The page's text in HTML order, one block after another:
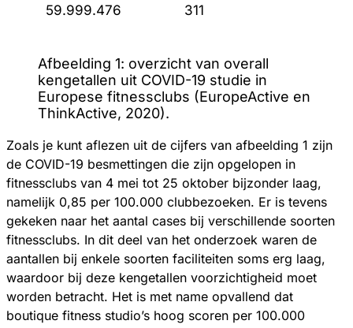
59.999.476 311
Afbeelding 1: overzicht van overall
kengetallen uit COVID-19 studie in
Europese fitnessclubs (EuropeActive en
ThinkActive, 2020).
Zoals je kunt aflezen uit de cijfers van afbeelding 1 zijn
de COVID-19 besmettingen die zijn opgelopen in
fitnessclubs van 4 mei tot 25 oktober bijzonder laag,
namelijk 0,85 per 100.000 clubbezoeken. Er is tevens
gekeken naar het aantal cases bij verschillende soorten
fitnessclubs. In dit deel van het onderzoek waren de
aantallen bij enkele soorten faciliteiten soms erg laag,
waardoor bij deze kengetallen voorzichtigheid moet
worden betracht. Het is met name opvallend dat
boutique fitness studio’s hoog scoren per 100.000